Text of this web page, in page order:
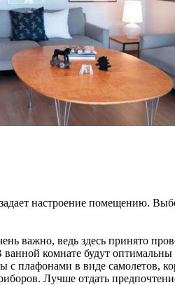
настроение помещению.
важно, ведь здесь принято
комнате будут
плафонами в виде самолетов,
Лучше отдать